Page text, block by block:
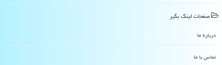
صفحات لینك بگیر
درباره ما
تماس با ما